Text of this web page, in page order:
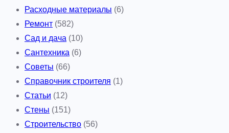
Расходные материалы (6)
Ремонт (582)
Сад и дача (10)
Сантехника (6)
Советы (66)
Справочник строителя (1)
Статьи (12)
Стены (151)
Строительство (56)